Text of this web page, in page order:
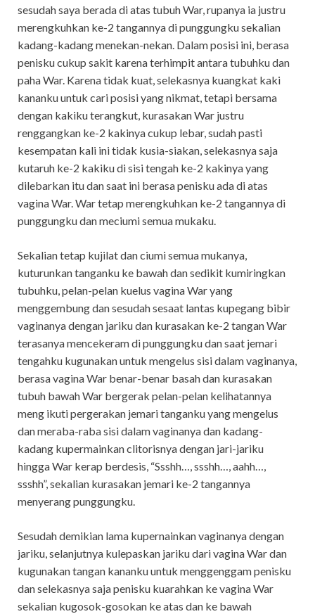
sesudah saya berada di atas tubuh War, rupanya ia justru
merengkuhkan ke-2 tangannya di punggungku sekalian
kadang-kadang menekan-nekan. Dalam posisi ini, berasa
penisku cukup sakit karena terhimpit antara tubuhku dan
paha War. Karena tidak kuat, selekasnya kuangkat kaki
kananku untuk cari posisi yang nikmat, tetapi bersama
dengan kakiku terangkut, kurasakan War justru
renggangkan ke-2 kakinya cukup lebar, sudah pasti
kesempatan kali ini tidak kusia-siakan, selekasnya saja
kutaruh ke-2 kakiku di sisi tengah ke-2 kakinya yang
dilebarkan itu dan saat ini berasa penisku ada di atas
vagina War. War tetap merengkuhkan ke-2 tangannya di
punggungku dan meciumi semua mukaku.
Sekalian tetap kujilat dan ciumi semua mukanya,
kuturunkan tanganku ke bawah dan sedikit kumiringkan
tubuhku, pelan-pelan kuelus vagina War yang
menggembung dan sesudah sesaat lantas kupegang bibir
vaginanya dengan jariku dan kurasakan ke-2 tangan War
terasanya mencekeram di punggungku dan saat jemari
tengahku kugunakan untuk mengelus sisi dalam vaginanya,
berasa vagina War benar-benar basah dan kurasakan
tubuh bawah War bergerak pelan-pelan kelihatannya
meng ikuti pergerakan jemari tanganku yang mengelus
dan meraba-raba sisi dalam vaginanya dan kadang-
kadang kupermainkan clitorisnya dengan jari-jariku
hingga War kerap berdesis, “Ssshh…, ssshh…, aahh…,
ssshh”, sekalian kurasakan jemari ke-2 tangannya
menyerang punggungku.
Sesudah demikian lama kupernainkan vaginanya dengan
jariku, selanjutnya kulepaskan jariku dari vagina War dan
kugunakan tangan kananku untuk menggenggam penisku
dan selekasnya saja penisku kuarahkan ke vagina War
sekalian kugosok-gosokan ke atas dan ke bawah